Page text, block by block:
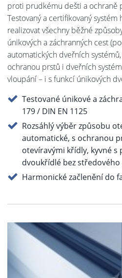
proti prudkému dešti a ochraně
Testovaný a certifikovaný
realizovat všechny běžné
únikových a záchranných cest
automatických dveřních
ochranou prstů i dveřních
vloupání – i s funkcí únikových
Testované únikové a
179 / DIN EN 1125
Rozsáhlý výběr způsobu
automatické, s ochranou
otevíravými křídly, kyvné s
dvoukřídlé bez
Harmonické začlenění do